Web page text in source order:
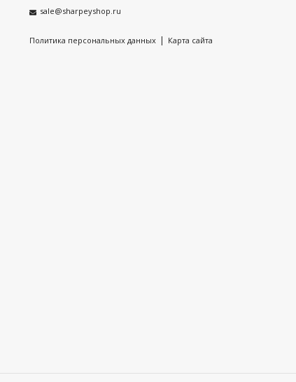
sale@sharpeyshop.ru
Политика персональных данных | Карта сайта